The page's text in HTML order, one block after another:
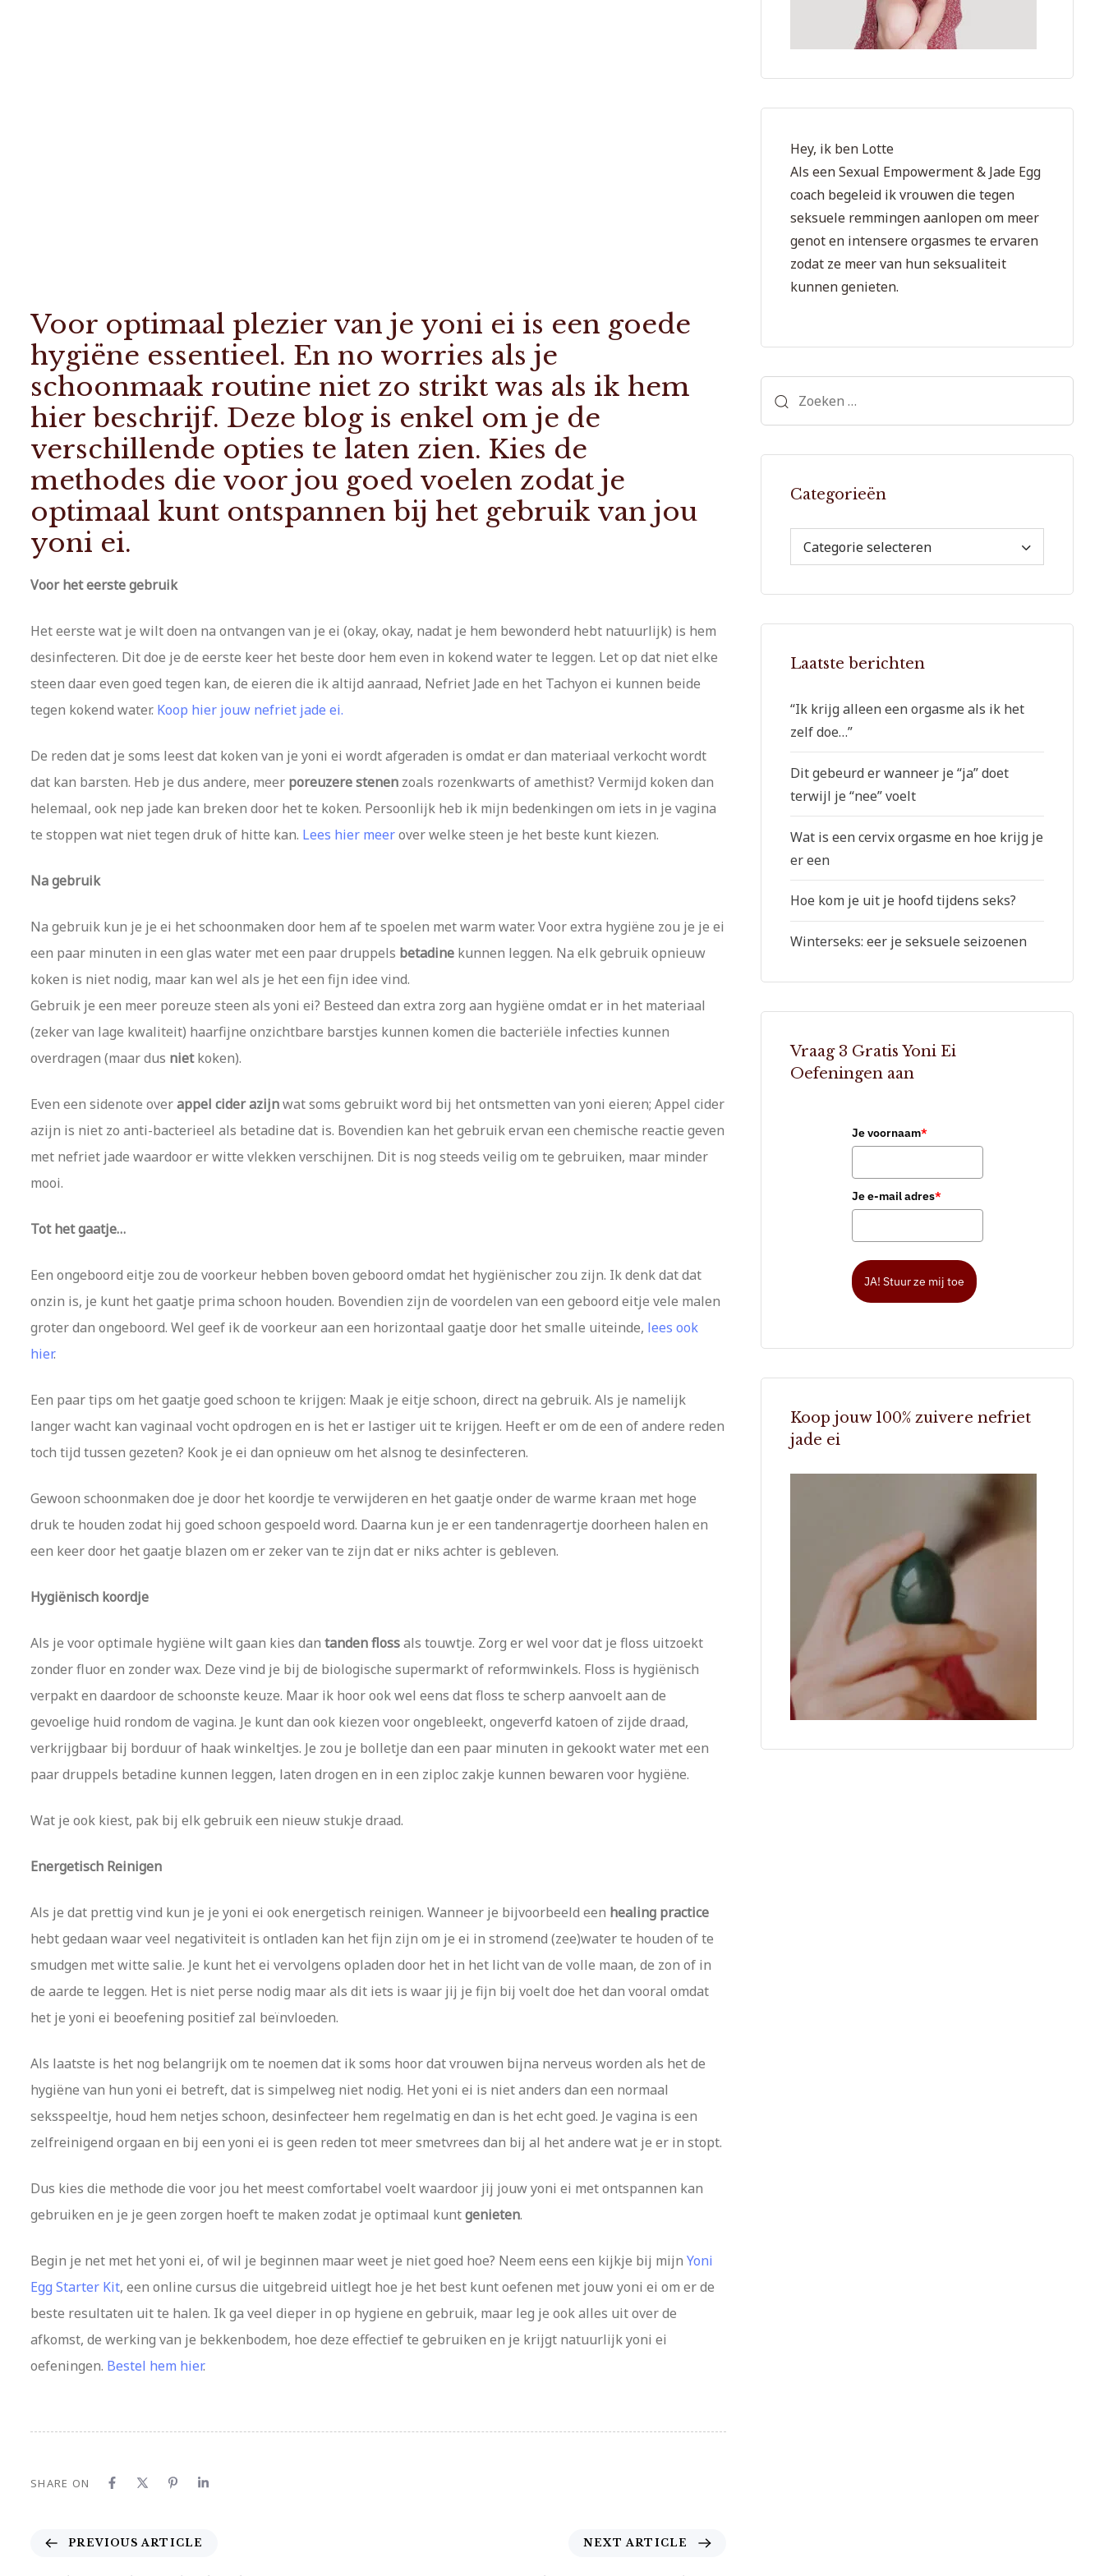
Voor optimaal plezier van je yoni ei is een goede
hygiëne essentieel. En no worries als je
schoonmaak routine niet zo strikt was als ik hem
hier beschrijf. Deze blog is enkel om je de
verschillende opties te laten zien. Kies de
methodes die voor jou goed voelen zodat je
optimaal kunt ontspannen bij het gebruik van jou
yoni ei.
Voor het eerste gebruik
Het eerste wat je wilt doen na ontvangen van je ei (okay, okay, nadat je hem bewonderd hebt natuurlijk) is hem
desinfecteren. Dit doe je de eerste keer het beste door hem even in kokend water te leggen. Let op dat niet elke
steen daar even goed tegen kan, de eieren die ik altijd aanraad, Nefriet Jade en het Tachyon ei kunnen beide
tegen kokend water. Koop hier jouw nefriet jade ei.
De reden dat je soms leest dat koken van je yoni ei wordt afgeraden is omdat er dan materiaal verkocht wordt
dat kan barsten. Heb je dus andere, meer poreuzere stenen zoals rozenkwarts of amethist? Vermijd koken dan
helemaal, ook nep jade kan breken door het te koken. Persoonlijk heb ik mijn bedenkingen om iets in je vagina
te stoppen wat niet tegen druk of hitte kan. Lees hier meerover welke steen je het beste kunt kiezen.
Na gebruik
Na gebruik kun je je ei het schoonmaken door hem af te spoelen met warm water. Voor extra hygiëne zou je je ei
een paar minuten in een glas water met een paar druppels betadine kunnen leggen. Na elk gebruik opnieuw
koken is niet nodig, maar kan wel als je het een fijn idee vind.
Gebruik je een meer poreuze steen als yoni ei? Besteed dan extra zorg aan hygiëne omdat er in het materiaal
(zeker van lage kwaliteit) haarfijne onzichtbare barstjes kunnen komen die bacteriële infecties kunnen
overdragen (maar dus nietkoken).
Even een sidenote overappel cider azijnwat soms gebruikt word bij het ontsmetten van yoni eieren; Appel cider
azijn is niet zo anti-bacterieel als betadine dat is. Bovendien kan het gebruik ervan een chemische reactie geven
met nefriet jade waardoor er witte vlekken verschijnen. Dit is nog steeds veilig om te gebruiken, maar minder
mooi.
Tot het gaatje…
Een ongeboord eitje zou de voorkeur hebben boven geboord omdat het hygiënischer zou zijn. Ik denk dat dat
onzin is, je kunt het gaatje prima schoon houden. Bovendien zijn de voordelen van een geboord eitje vele malen
groter dan ongeboord. Wel geef ik de voorkeur aan een horizontaal gaatje door het smalle uiteinde, lees ook
hier.
Een paar tips om het gaatje goed schoon te krijgen: Maak je eitje schoon, direct na gebruik. Als je namelijk
langer wacht kan vaginaal vocht opdrogen en is het er lastiger uit te krijgen. Heeft er om de een of andere reden
toch tijd tussen gezeten? Kook je ei dan opnieuw om het alsnog te desinfecteren.
Gewoon schoonmaken doe je door het koordje te verwijderen en het gaatje onder de warme kraan met hoge
druk te houden zodat hij goed schoon gespoeld word. Daarna kun je er een tandenragertje doorheen halen en
een keer door het gaatje blazen om er zeker van te zijn dat er niks achter is gebleven.
Hygiënisch koordje
Als je voor optimale hygiëne wilt gaan kies dan tanden flossals touwtje. Zorg er wel voor dat je floss uitzoekt
zonder fluor en zonder wax. Deze vind je bij de biologische supermarkt of reformwinkels. Floss is hygiënisch
verpakt en daardoor de schoonste keuze. Maar ik hoor ook wel eens dat floss te scherp aanvoelt aan de
gevoelige huid rondom de vagina. Je kunt dan ook kiezen voor ongebleekt, ongeverfd katoen of zijde draad,
verkrijgbaar bij borduur of haak winkeltjes. Je zou je bolletje dan een paar minuten in gekookt water met een
paar druppels betadine kunnen leggen, laten drogen en in een ziploc zakje kunnen bewaren voor hygiëne.
Wat je ook kiest, pak bij elk gebruik een nieuw stukje draad.
Energetisch Reinigen
Als je dat prettig vind kun je je yoni ei ook energetisch reinigen. Wanneer je bijvoorbeeld een healing practice
hebt gedaan waar veel negativiteit is ontladen kan het fijn zijn om je ei in stromend (zee)water te houden of te
smudgen met witte salie. Je kunt het ei vervolgens opladen door het in het licht van de volle maan, de zon of in
de aarde te leggen. Het is niet perse nodig maar als dit iets is waar jij je fijn bij voelt doe het dan vooral omdat
het je yoni ei beoefening positief zal beïnvloeden.
Als laatste is het nog belangrijk om te noemen dat ik soms hoor dat vrouwen bijna nerveus worden als het de
hygiëne van hun yoni ei betreft, dat is simpelweg niet nodig. Het yoni ei is niet anders dan een normaal
seksspeeltje, houd hem netjes schoon, desinfecteer hem regelmatig en dan is het echt goed. Je vagina is een
zelfreinigend orgaan en bij een yoni ei is geen reden tot meer smetvrees dan bij al het andere wat je er in stopt.
Dus kies die methode die voor jou het meest comfortabel voelt waardoor jij jouw yoni ei met ontspannen kan
gebruiken en je je geen zorgen hoeft te maken zodat je optimaal kuntgenieten.
Begin je net met het yoni ei, of wil je beginnen maar weet je niet goed hoe? Neem eens een kijkje bij mijn Yoni
Egg Starter Kit, een online cursus die uitgebreid uitlegt hoe je het best kunt oefenen met jouw yoni ei om er de
beste resultaten uit te halen. Ik ga veel dieper in op hygiene en gebruik, maar leg je ook alles uit over de
afkomst, de werking van je bekkenbodem, hoe deze effectief te gebruiken en je krijgt natuurlijk yoni ei
oefeningen. Bestel hem hier.
SHARE ON
PREVIOUS ARTICLE NEXT ARTICLE
Hey, ik ben Lotte
Als een Sexual Empowerment & Jade Egg
coach begeleid ik vrouwen die tegen
seksuele remmingen aanlopen om meer
genot en intensere orgasmes te ervaren
zodat ze meer van hun seksualiteit
kunnen genieten.
naar:
Categorieën
Categorie selecteren
Laatste berichten
“Ik krijg alleen een orgasme als ik het
zelf doe…”
Dit gebeurd er wanneer je “ja” doet
terwijl je “nee” voelt
Wat is een cervix orgasme en hoe krijg je
er een
Hoe kom je uit je hoofd tijdens seks?
Winterseks: eer je seksuele seizoenen
Vraag 3 Gratis Yoni Ei
Oefeningen aan
Je voornaam*
Je e-mail adres*
JA! Stuur ze mij toe
Koop jouw 100% zuivere nefriet
jade ei